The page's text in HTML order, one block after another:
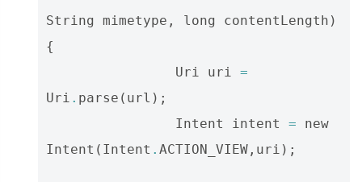
String mimetype , long contentLength )
{
Uri
uri =
Uri . parse ( url );
Intent
intent =
new
Intent ( Intent . ACTION_VIEW , uri );